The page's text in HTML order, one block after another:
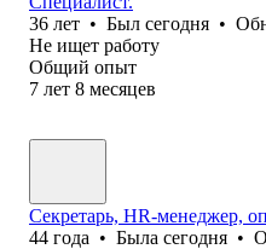
36 лет • Был сегодня •
Не ищет работу
Общий опыт
7 лет 8 месяцев
Секретарь, HR-менеджер,
44 года • Была сегодня •